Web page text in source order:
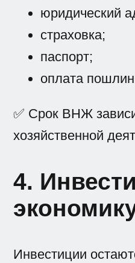
юридический
страховка;
паспорт;
оплата
✅ Срок ВНЖ
хозяйственной
4.
Инвестиции